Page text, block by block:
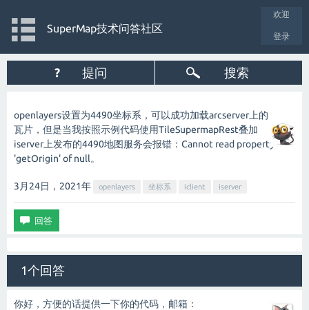
欢迎
登录
SuperMap技术问答社区
? 提问 搜索
openlayers设置为4490坐标系，可以成功加载arcserver上的
瓦片，但是当我按照示例代码使用TileSupermapRest叠加
iserver上发布的4490地图服务会报错：Cannot read property
'getOrigin' of null。
3月24日，2021年 openlayers 坐标系 iclient iserver
1个回答
你好，方便的话提供一下你的代码，邮箱：